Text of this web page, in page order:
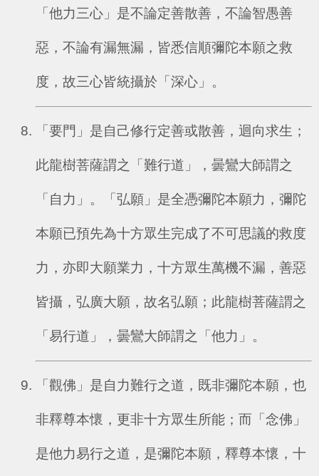
「他力三心」是不論定善散善，不論智愚善
惡，不論有漏無漏，皆悉信順彌陀本願之救
度，故三心皆統攝於「深心」。
「要門」是自己修行定善或散善，迴向求生；
此龍樹菩薩謂之「難行道」，曇鸞大師謂之
「自力」。「弘願」是全憑彌陀本願力，彌陀
本願已預先為十方眾生完成了不可思議的救度
力，亦即大願業力，十方眾生萬機不漏，善惡
皆攝，弘廣大願，故名弘願；此龍樹菩薩謂之
「易行道」，曇鸞大師謂之「他力」。
「觀佛」是自力難行之道，既非彌陀本願，也
非釋尊本懷，更非十方眾生所能；而「念佛」
是他力易行之道，是彌陀本願，釋尊本懷，十